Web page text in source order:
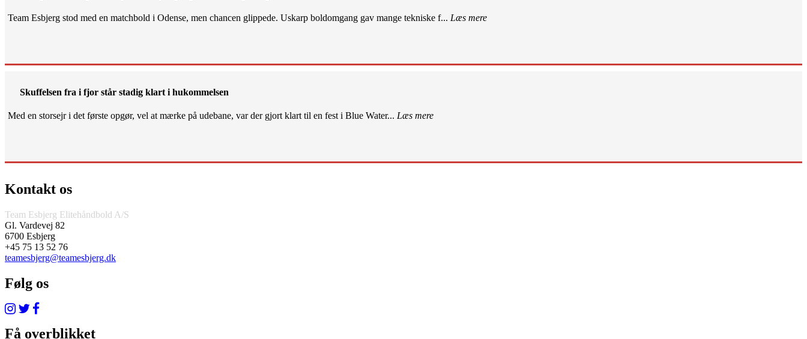
Team Esbjerg stod med en matchbold i Odense, men chancen glippede. Uskarp boldomgang gav mange tekniske f... Læs mere
Skuffelsen fra i fjor står stadig klart i hukommelsen
Med en storsejr i det første opgør, vel at mærke på udebane, var der gjort klart til en fest i Blue Water... Læs mere
Kontakt os
Team Esbjerg Elitehåndbold A/S
Gl. Vardevej 82
6700 Esbjerg
+45 75 13 52 76
teamesbjerg@teamesbjerg.dk
Følg os
Få overblikket